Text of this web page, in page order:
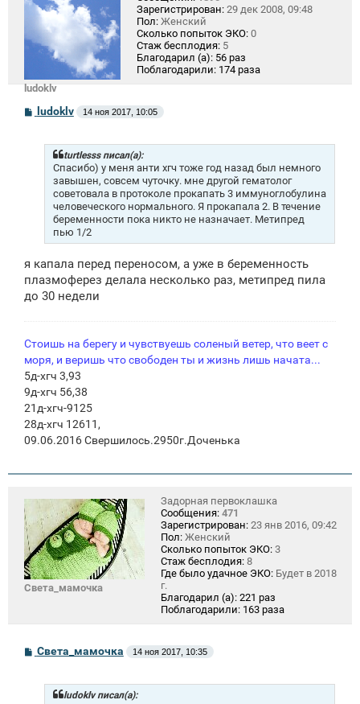
ludoklv
Зарегистрирован: 29 дек 2008, 09:48
Пол: Женский
Сколько попыток ЭКО: 0
Стаж бесплодия: 5
Благодарил (а): 56 раз
Поблагодарили: 174 раза
С
о
ludoklv 14 ноя 2017, 10:05
turtlesss писал(а):
Спасибо) у меня анти хгч тоже год назад был немного
завышен, совсем чуточку. мне другой гематолог
советовала в протоколе прокапать 3 иммуноглобулина
человеческого нормального. Я прокапала 2. В течение
беременности пока никто не назначает. Метипред
пью 1/2
я капала перед переносом, а уже в беременность
плазмоферез делала несколько раз, метипред пила
до 30 недели
Стоишь на берегу и чувствуешь соленый ветер, что веет с
моря, и веришь что свободен ты и жизнь лишь начата...
5д-хгч 3,93
9д-хгч 56,38
21д-хгч-9125
28д-хгч 12611,
09.06.2016 Свершилось.2950г.Доченька
Света_мамочка
Задорная первоклашка
Сообщения: 471
Зарегистрирован: 23 янв 2016, 09:42
Пол: Женский
Сколько попыток ЭКО: 3
Стаж бесплодия: 8
Где было удачное ЭКО: Будет в 2018
г.
Благодарил (а): 221 раз
Поблагодарили: 163 раза
С
о
Света_мамочка 14 ноя 2017, 10:35
ludoklv писал(а):